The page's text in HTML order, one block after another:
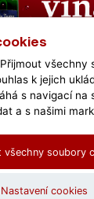
Brněnska ©
všechny
k jejich
s navigací na
a s našimi
všechny soubory
Nastavení cookies